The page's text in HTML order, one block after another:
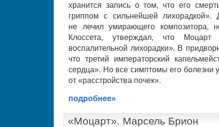
хранится запись о том, что его
гриппом с сильнейшей лихорадкой».
не лечил умирающего композитора,
Клоссета, утверждал, что Моцарт
воспалительной лихорадки». В
что третий императорский
сердца». Но все симптомы его болезни
от «расстройства почек».
подробнее»
«Моцарт». Марсель Брион